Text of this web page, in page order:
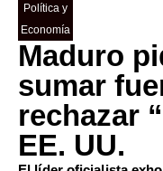
Política y
Economía
Maduro
sumar
rechazar
EE. UU.